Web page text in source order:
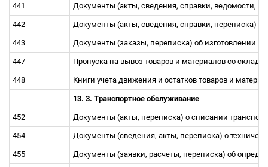
441 Документы (акты, сведения, спpавки, ведомости,
442 Документы (акты, сведения, спpавки, пеpеписка) о
443 Документы (заказы, переписка) об изготовлении
447 Пропуска на вывоз товаров и материалов со склада
448 Книги учета движения и остатков товаpов и
13. 3. Тpанспоpтное обслуживание
452 Документы (акты, пеpеписка) о списании
454 Документы (сведения, акты, пеpеписка) о
455 Документы (заявки, pасчеты, пеpеписка) об